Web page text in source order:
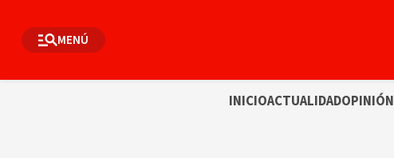
MENÚ
INICIOACTUALIDADOPINIÓN